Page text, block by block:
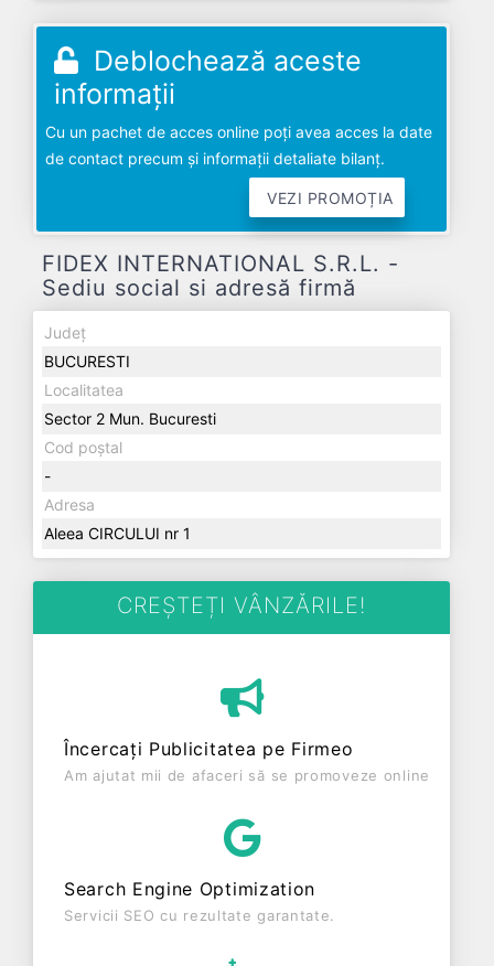
Deblochează aceste
informații
Cu un pachet de acces online poți avea acces la date
de contact precum și informații detaliate bilanț.
VEZI PROMOȚIA
FIDEX INTERNATIONAL S.R.L. -
Sediu social si adresă firmă
Județ
BUCURESTI
Localitatea
Sector 2 Mun. Bucuresti
Cod poștal
-
Adresa
Aleea CIRCULUI nr 1
CREȘTEȚI VÂNZĂRILE!
Încercați Publicitatea pe Firmeo
Am ajutat mii de afaceri să se promoveze online
Search Engine Optimization
Servicii SEO cu rezultate garantate.